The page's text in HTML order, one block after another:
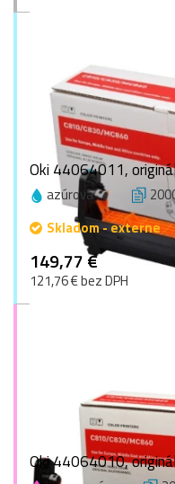
Oki 44064011,
azúrová
Skladom - externe
149,77 €
121,76 € bez DPH
Oki 44064010,